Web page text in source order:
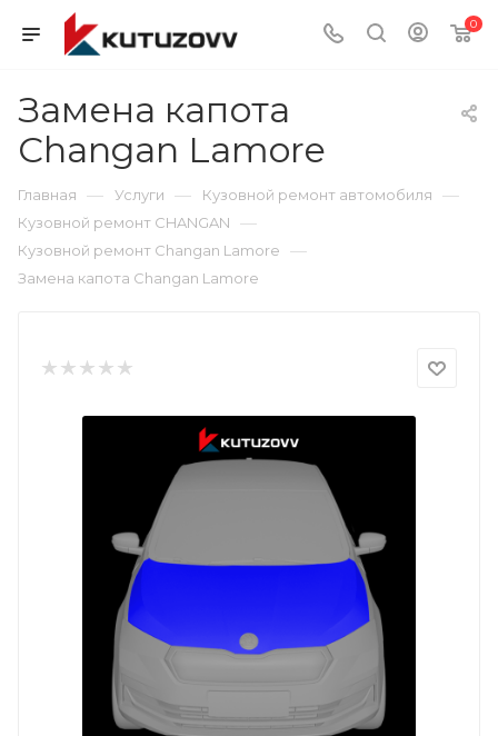
0
Замена капота
Changan Lamore
Главная — Услуги — Кузовной ремонт автомобиля —
Кузовной ремонт CHANGAN —
Кузовной ремонт Changan Lamore —
Замена капота Changan Lamore